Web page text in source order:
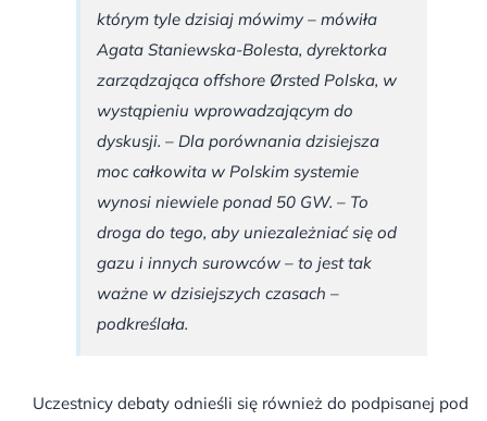
którym tyle dzisiaj mówimy – mówiła
Agata Staniewska-Bolesta, dyrektorka
zarządzająca offshore Ørsted Polska, w
wystąpieniu wprowadzającym do
dyskusji. – Dla porównania dzisiejsza
moc całkowita w Polskim systemie
wynosi niewiele ponad 50 GW. – To
droga do tego, aby uniezależniać się od
gazu i innych surowców – to jest tak
ważne w dzisiejszych czasach –
podkreślała.
Uczestnicy debaty odnieśli się również do podpisanej pod